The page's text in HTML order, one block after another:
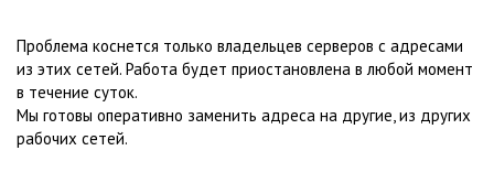
Проблема коснется только владельцев серверов с адресами
из этих сетей. Работа будет приостановлена в любой момент
в течение суток.
Мы готовы оперативно заменить адреса на другие, из других
рабочих сетей.